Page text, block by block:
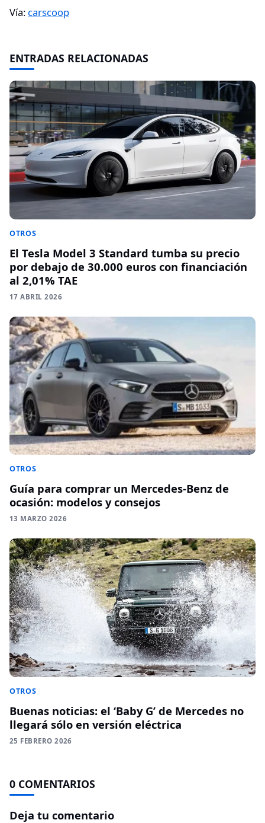
Vía: carscoop
ENTRADAS RELACIONADAS
OTROS
El Tesla Model 3 Standard tumba su precio
por debajo de 30.000 euros con financiación
al 2,01% TAE
17 ABRIL 2026
OTROS
Guía para comprar un Mercedes-Benz de
ocasión: modelos y consejos
13 MARZO 2026
OTROS
Buenas noticias: el ‘Baby G’ de Mercedes no
llegará sólo en versión eléctrica
25 FEBRERO 2026
0 COMENTARIOS
Deja tu comentario